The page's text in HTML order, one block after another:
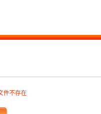
件不存在